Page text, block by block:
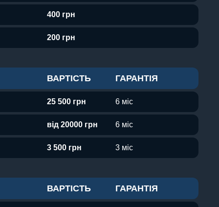
400 грн
200 грн
ВАРТІСТЬ ГАРАНТІЯ
25 500 грн 6 міс
від 20000 грн 6 міс
3 500 грн 3 міс
ВАРТІСТЬ ГАРАНТІЯ